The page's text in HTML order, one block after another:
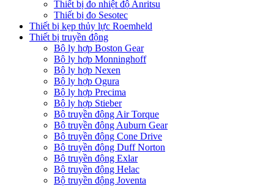
Thiết bị đo nhiệt độ Anritsu
Thiết bị đo Sesotec
Thiết bị kẹp thủy lực Roemheld
Thiết bị truyền động
Bộ ly hợp Boston Gear
Bộ ly hợp Monninghoff
Bộ ly hợp Nexen
Bộ ly hợp Ogura
Bộ ly hợp Precima
Bộ ly hợp Stieber
Bộ truyền động Air Torque
Bộ truyền động Auburn Gear
Bộ truyền động Cone Drive
Bộ truyền động Duff Norton
Bộ truyền động Exlar
Bộ truyền động Helac
Bộ truyền động Joventa